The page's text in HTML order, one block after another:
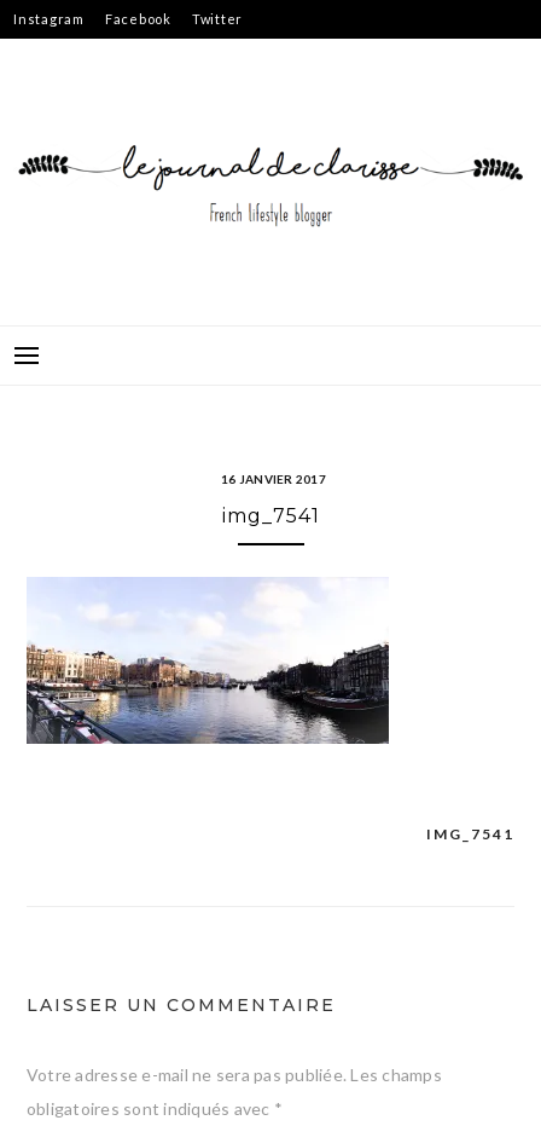
Skip
to
Instagram Facebook Twitter
16 JANVIER 2017
img_7541
IMG_7541
LAISSER UN COMMENTAIRE
Votre adresse e-mail ne sera pas publiée. Les champs
obligatoires sont indiqués avec *